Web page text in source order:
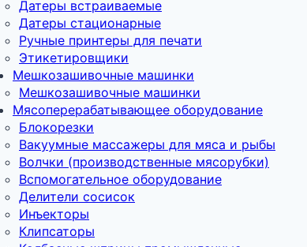
Датеры встраиваемые
Датеры стационарные
Ручные принтеры для печати
Этикетировщики
Мешкозашивочные машинки
Мешкозашивочные машинки
Мясоперерабатывающее оборудование
Блокорезки
Вакуумные массажеры для мяса и рыбы
Волчки (производственные мясорубки)
Вспомогательное оборудование
Делители сосисок
Инъекторы
Клипсаторы